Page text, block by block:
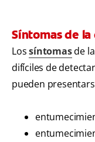
Síntomas de
Lossíntomasde
difíciles de
pueden